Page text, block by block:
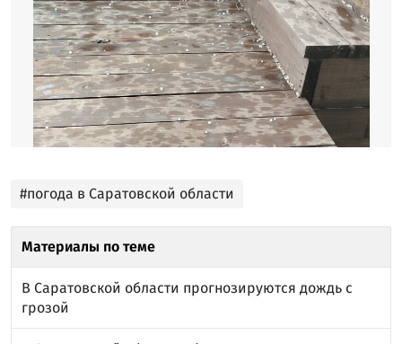
#погода в Саратовской области
Материалы по теме
В Саратовской области прогнозируются дождь с
грозой